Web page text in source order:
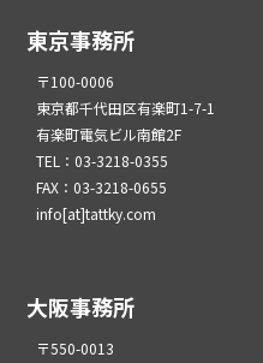
東京事務所
〒100-0006
東京都千代田区有楽町1-7-1
有楽町電気ビル南館2F
TEL：03-3218-0355
FAX：03-3218-0655
info[at]tattky.com
大阪事務所
〒550-0013